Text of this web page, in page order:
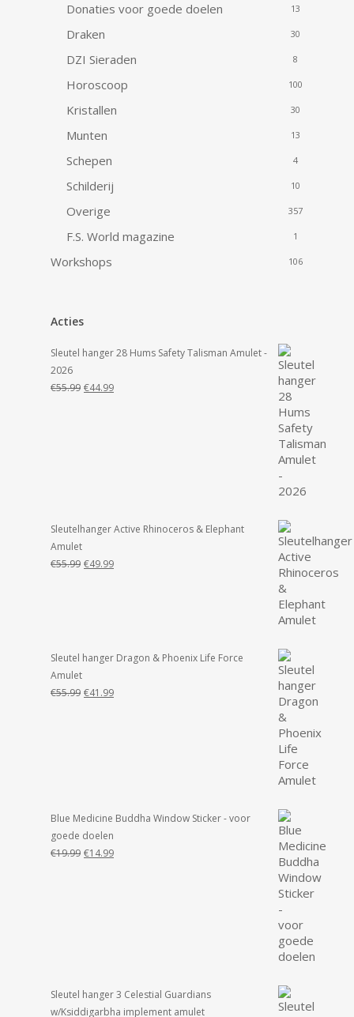
Donaties voor goede doelen 13
Draken 30
DZI Sieraden 8
Horoscoop 100
Kristallen 30
Munten 13
Schepen 4
Schilderij 10
Overige 357
F.S. World magazine 1
Workshops 106
Acties
Sleutel hanger 28 Hums Safety Talisman Amulet -
2026
€55.99 Oorspronkelijke
€44.99Huidige
Sleutelhanger Active Rhinoceros & Elephant
Amulet
€55.99 Oorspronkelijke
€49.99Huidige
Sleutel hanger Dragon & Phoenix Life Force
Amulet
€55.99 Oorspronkelijke
€41.99Huidige
Blue Medicine Buddha Window Sticker - voor
goede doelen
€19.99 Oorspronkelijke
€14.99Huidige
Sleutel hanger 3 Celestial Guardians
w/Ksiddigarbha implement amulet